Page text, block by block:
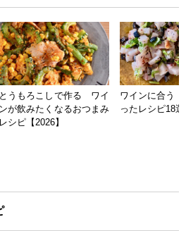
とうもろこしで作る ワイ
ンが飲みたくなるおつまみ
レシピ【2026】
ワインに合う
ったレシピ18